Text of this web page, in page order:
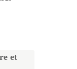
et